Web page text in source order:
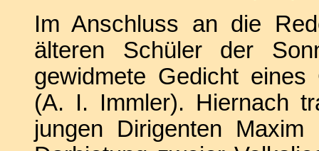
Im Anschluss an die
älteren Schüler der
gewidmete Gedicht eines
(A. I. Immler). Hiernach
jungen Dirigenten